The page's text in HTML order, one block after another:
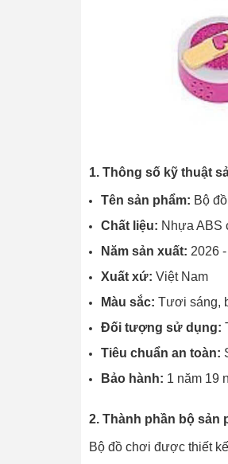
1. Thông số kỹ thuật
Tên sản phẩm: Bộ
Chất liệu: Nhựa ABS
Năm sản xuất: 2026
Xuất xứ: Việt Nam
Màu sắc: Tươi sáng,
Đối tượng sử dụng:
Tiêu chuẩn an toàn:
Bảo hành: 1 năm 19
2. Thành phần bộ sản
Bộ đồ chơi được thiết